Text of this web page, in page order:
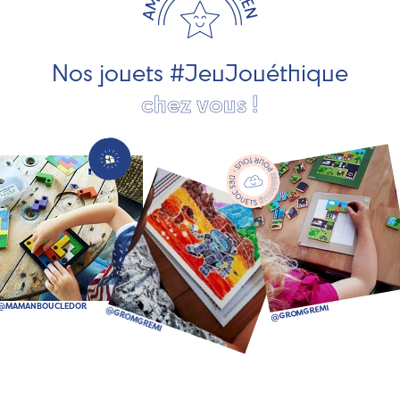
pour les jeunes enfants, des jeux d'éveil, des jeux de
société, des jouets d'imitation, des jeux de plein air, ... et
Nos jouets #JeuJouéthique
chez vous !